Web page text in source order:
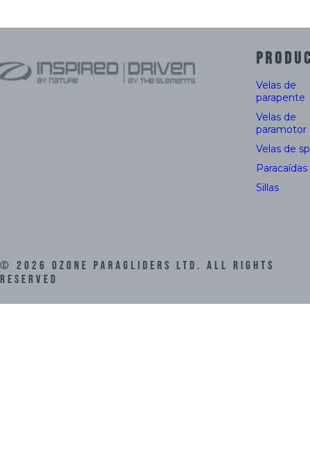
Velas de
parapente
Velas de
paramotor
Velas de
Paracaídas
Sillas
© 2026 Ozone Paragliders LTD. All Rights
Reserved